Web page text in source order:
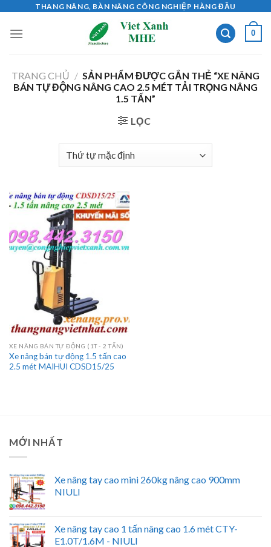
content
THANG NÂNG, BÀN NÂNG CÔNG NGHIỆP HÀNG ĐẦU
0
TRANG CHỦ / SẢN PHẨM ĐƯỢC GẮN THẺ “XE NÂNG
BÁN TỰ ĐỘNG NÂNG CAO 2.5 MÉT TẢI TRỌNG NÂNG
1.5 TẤN”
LỌC
XE NÂNG BÁN TỰ ĐỘNG (1T - 2 TẤN)
Xe nâng bán tự động 1.5 tấn cao
2.5 mét MAIHUI CDSD15/25
MỚI NHẤT
Xe nâng tay cao mini 260kg nâng cao 900mm
NIULI
Xe nâng tay cao 1 tấn nâng cao 1.6 mét CTY-
E1.0T/1.6M - NIULI